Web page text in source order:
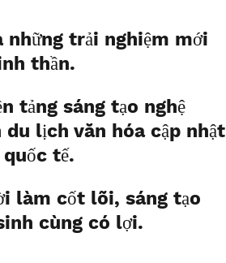
những trải nghiệm mới
thần.
tảng sáng tạo nghệ
du lịch văn hóa cập nhật
tế.
làm cốt lõi, sáng tạo
cùng có lợi.